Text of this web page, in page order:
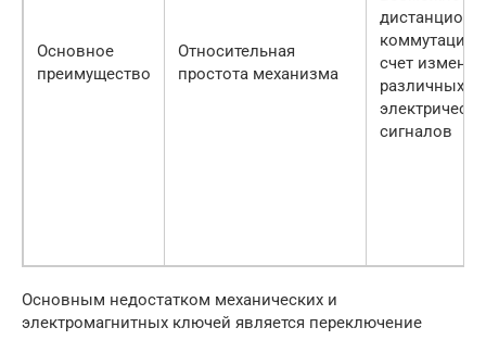
Основное
преимущество
Относительная
простота механизма
коммутаций
счет
различных
сигналов
Основным недостатком механических и
электромагнитных ключей является переключение